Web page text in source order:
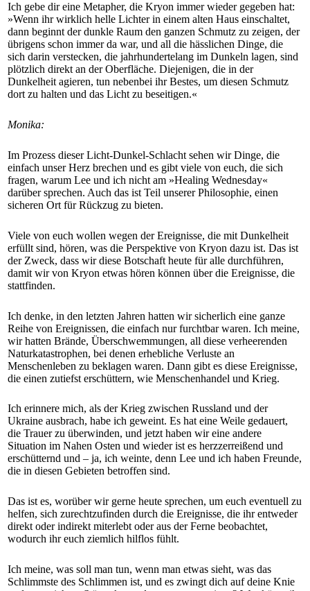
Ich gebe dir eine Metapher, die Kryon immer wieder gegeben hat:
»Wenn ihr wirklich helle Lichter in einem alten Haus einschaltet,
dann beginnt der dunkle Raum den ganzen Schmutz zu zeigen, der
übrigens schon immer da war, und all die hässlichen Dinge, die
sich darin verstecken, die jahrhundertelang im Dunkeln lagen, sind
plötzlich direkt an der Oberfläche. Diejenigen, die in der
Dunkelheit agieren, tun nebenbei ihr Bestes, um diesen Schmutz
dort zu halten und das Licht zu beseitigen.«
Monika:
Im Prozess dieser Licht-Dunkel-Schlacht sehen wir Dinge, die
einfach unser Herz brechen und es gibt viele von euch, die sich
fragen, warum Lee und ich nicht am »Healing Wednesday«
darüber sprechen. Auch das ist Teil unserer Philosophie, einen
sicheren Ort für Rückzug zu bieten.
Viele von euch wollen wegen der Ereignisse, die mit Dunkelheit
erfüllt sind, hören, was die Perspektive von Kryon dazu ist. Das ist
der Zweck, dass wir diese Botschaft heute für alle durchführen,
damit wir von Kryon etwas hören können über die Ereignisse, die
stattfinden.
Ich denke, in den letzten Jahren hatten wir sicherlich eine ganze
Reihe von Ereignissen, die einfach nur furchtbar waren. Ich meine,
wir hatten Brände, Überschwemmungen, all diese verheerenden
Naturkatastrophen, bei denen erhebliche Verluste an
Menschenleben zu beklagen waren. Dann gibt es diese Ereignisse,
die einen zutiefst erschüttern, wie Menschenhandel und Krieg.
Ich erinnere mich, als der Krieg zwischen Russland und der
Ukraine ausbrach, habe ich geweint. Es hat eine Weile gedauert,
die Trauer zu überwinden, und jetzt haben wir eine andere
Situation im Nahen Osten und wieder ist es herzzerreißend und
erschütternd und – ja, ich weinte, denn Lee und ich haben Freunde,
die in diesen Gebieten betroffen sind.
Das ist es, worüber wir gerne heute sprechen, um euch eventuell zu
helfen, sich zurechtzufinden durch die Ereignisse, die ihr entweder
direkt oder indirekt miterlebt oder aus der Ferne beobachtet,
wodurch ihr euch ziemlich hilflos fühlt.
Ich meine, was soll man tun, wenn man etwas sieht, was das
Schlimmste des Schlimmen ist, und es zwingt dich auf deine Knie